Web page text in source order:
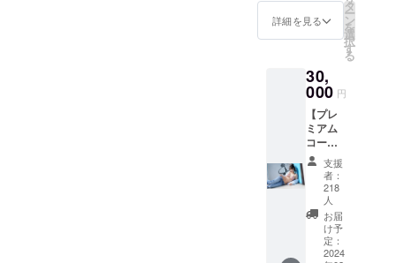
なりま
す。 ご
ざいま
せん。
ver.写真
集） ・
枚(海外
ver.と冬
ver.それ
ぞれ1
枚) ・大
野真依
本人に
よるお
礼状 ・
お渡し
参加券
（スケ
ジュー
ルおよ
詳細を見る
タ
ー
ン
を
選
択
す
る
30,
000 円
【プレ
ミアム
コース
(30000
円)】 ・
写真集2
冊 サイ
ン入り
（海外
ver.写真
集・冬
支援
者：
218
人
お届
け予
定：
2024